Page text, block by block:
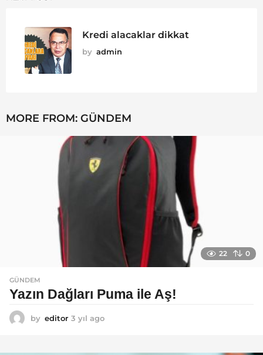
Kredi alacaklar dikkat
by admin
MORE FROM: GÜNDEM
22 0
GÜNDEM
Yazın Dağları Puma ile Aş!
by editor 3 yıl ago
l